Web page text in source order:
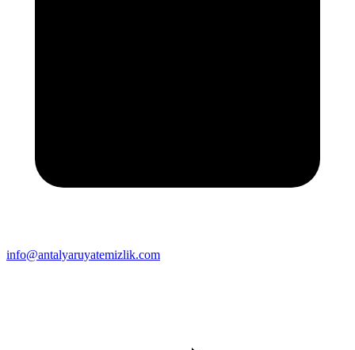
info@antalyaruyatemizlik.com